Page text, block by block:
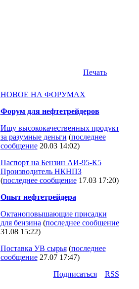
Печать
НОВОЕ НА ФОРУМАХ
Форум для нефтетрейдеров
Ищу высококачественных продукт
за разумные деньги (последнее
сообщение 20.03 14:02)
Паспорт на Бензин АИ-95-К5
Производитель НКНПЗ
(последнее сообщение 17.03 17:20)
Опыт нефтетрейдера
Октаноповышающие присадки
для бензина (последнее сообщение
31.08 15:22)
Поставка УВ сырья(последнее
сообщение 27.07 17:47)
Подпиcаться
RSS